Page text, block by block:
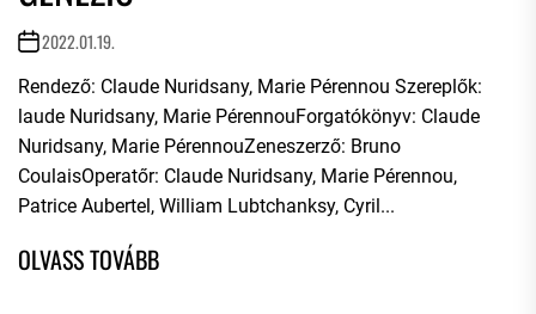
2022.01.19.
Rendező: Claude Nuridsany, Marie Pérennou Szereplők:
laude Nuridsany, Marie PérennouForgatókönyv: Claude
Nuridsany, Marie PérennouZeneszerző: Bruno
CoulaisOperatőr: Claude Nuridsany, Marie Pérennou,
Patrice Aubertel, William Lubtchanksy, Cyril...